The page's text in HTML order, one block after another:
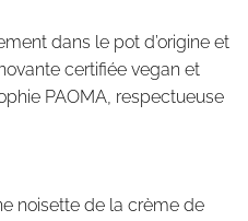
dans le pot d’origine et
certifiée vegan et
PAOMA, respectueuse
noisette de la crème de